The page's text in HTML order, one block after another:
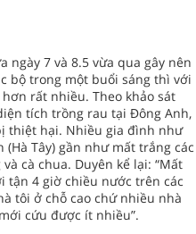
7 và 8.5 vừa qua gây nên
bộ trong một buổi sáng thì với
rất nhiều. Theo khảo sát
tích trồng rau tại Đông Anh,
thiệt hại. Nhiều gia đình như
Tây) gần như mất trắng các
cà chua. Duyên kể lại: “Mất
tận 4 giờ chiều nước trên các
tôi ở chỗ cao chứ nhiều nhà
cứu được ít nhiều”.